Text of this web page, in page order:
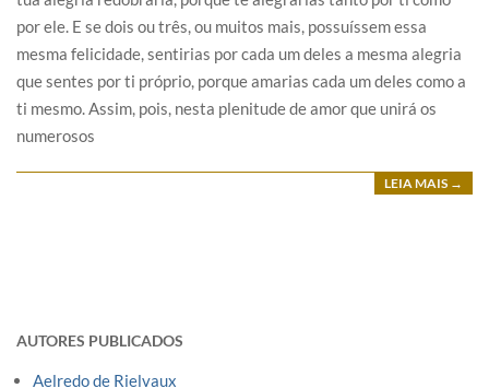
por ele. E se dois ou três, ou muitos mais, possuíssem essa
mesma felicidade, sentirias por cada um deles a mesma alegria
que sentes por ti próprio, porque amarias cada um deles como a
ti mesmo. Assim, pois, nesta plenitude de amor que unirá os
numerosos
LEIA MAIS →
AUTORES PUBLICADOS
Aelredo de Rielvaux